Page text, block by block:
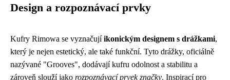
Design a rozpoznávací prvky
Kufry Rimowa se vyznačujíikonickým designem s drážkami,
který je nejen estetický, ale také funkční. Tyto drážky, oficiálně
nazývané "Grooves", dodávají kufru odolnost a stabilitu a
zároveň slouží jako rozpoznávací prvek značky. Inspirací pro